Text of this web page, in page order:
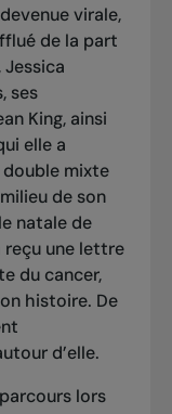
virale,
de la part
ses
King, ainsi
elle a
mixte
de son
natale de
reçu une lettre
du cancer,
histoire. De
d’elle.
lors